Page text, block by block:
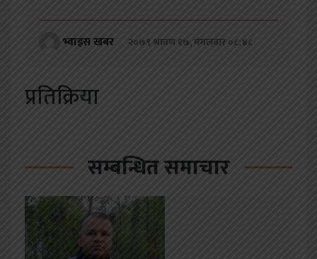
भ्वाइस खबर २०७९ श्रावण १७, मंगलवार ०८:४८
प्रतिक्रिया
सम्बन्धित समाचार